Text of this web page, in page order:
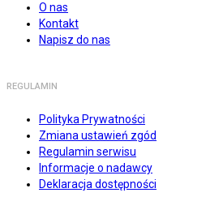
O nas
Kontakt
Napisz do nas
REGULAMIN
Polityka Prywatności
Zmiana ustawień zgód
Regulamin serwisu
Informacje o nadawcy
Deklaracja dostępności